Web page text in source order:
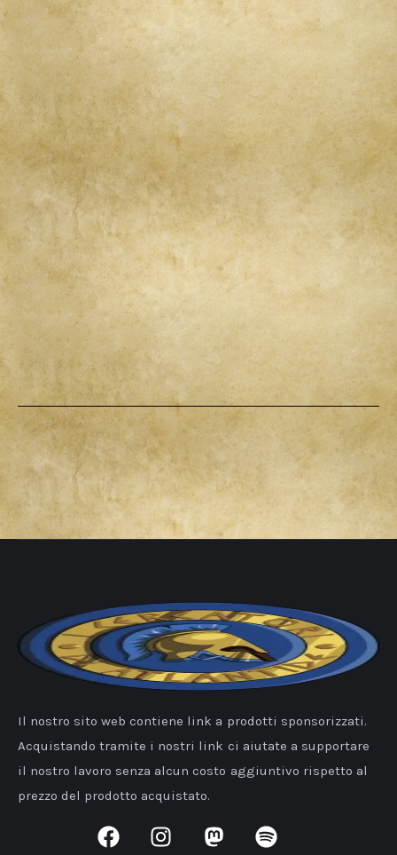
Il nostro sito web contiene link a prodotti sponsorizzati.
Acquistando tramite i nostri link ci aiutate a supportare
il nostro lavoro senza alcun costo aggiuntivo rispetto al
prezzo del prodotto acquistato.